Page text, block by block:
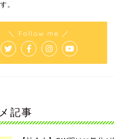
。
＼ Follow me ／
記事